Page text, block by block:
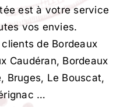
est à votre service
vos envies.
de Bordeaux
Caudéran, Bordeaux
Bruges, Le Bouscat,
…